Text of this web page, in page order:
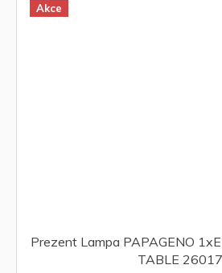
Akce
Prezent Lampa PAPAGENO
TABLE 26017